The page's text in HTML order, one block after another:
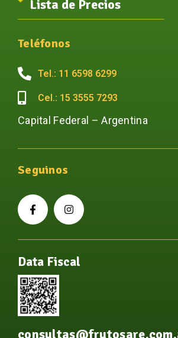
Lista de Precios
Teléfonos
Tel.: 11 6598 6299
Cel.: 15 3555 7293
Capital Federal – Argentina
Seguinos
Data Fiscal